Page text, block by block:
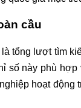
cầu
tổng lượt tìm
số này phù
hoạt động